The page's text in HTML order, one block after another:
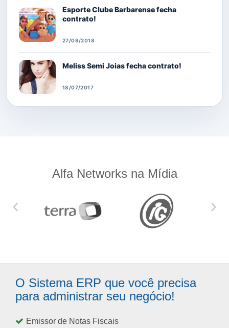
Esporte Clube Barbarense fecha
contrato!
27/09/2018
Meliss Semi Joias fecha contrato!
18/07/2017
Alfa Networks na Mídia
‹ ›
O Sistema ERP que você precisa
para administrar seu negócio!
Emissor de Notas Fiscais